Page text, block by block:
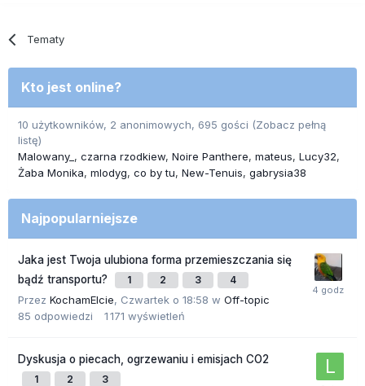
Tematy
Kto jest online?
10 użytkowników, 2 anonimowych, 695 gości (Zobacz pełną
listę)
Malowany_
czarna rzodkiew Noire Panthere mateus Lucy32
Żaba Monika mlodyg co by tu New-Tenuis gabrysia38
Najpopularniejsze
Jaka jest Twoja ulubiona forma przemieszczania się
bądź transportu?
1 2 3 4
Przez KochamElcie, Czwartek o 18:58 w Off-topic
85 odpowiedzi 1 171 wyświetleń
Dyskusja o piecach, ogrzewaniu i emisjach CO2
1 2 3